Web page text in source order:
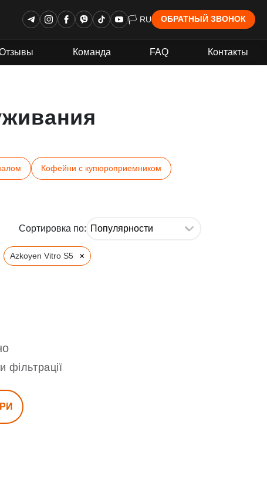
🏳 RU ОБРАТНЫЙ ЗВОНОК
Команда FAQ Контакты
Кофейни с купюроприемником
Сортировка по:
Azkoyen Vitro S5 ×
фільтрації